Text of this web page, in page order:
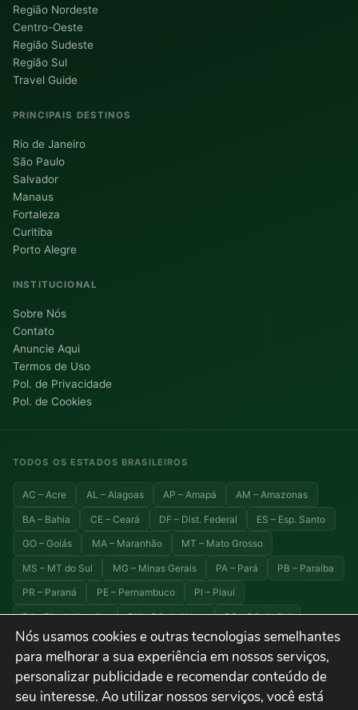
Nós usamos cookies e outras tecnologias semelhantes
para melhorar a sua experiência em nossos serviços,
personalizar publicidade e recomendar conteúdo de
seu interesse. Ao utilizar nossos serviços, você está
Região Nordeste
Centro-Oeste
Região Sudeste
Região Sul
Travel Guide
PRINCIPAIS DESTINOS
Rio de Janeiro
São Paulo
Salvador
Manaus
Fortaleza
Curitiba
Porto Alegre
INSTITUCIONAL
Sobre Nós
Contato
Anuncie Aqui
Termos de Uso
Pol. de Privacidade
Pol. de Cookies
TODOS OS ESTADOS BRASILEIROS
AC – Acre AL – Alagoas AP – Amapá AM – Amazonas
BA – Bahia CE – Ceará DF – Dist. Federal ES – Esp. Santo
GO – Goiás MA – Maranhão MT – Mato Grosso
MS – MT do Sul MG – Minas Gerais PA – Pará PB – Paraíba
PR – Paraná PE – Pernambuco PI – Piauí
RJ – Rio de Janeiro RN – RG do Norte RS – RG do Sul
RO – Rondônia RR – Roraima SC – Santa Catarina
SE – Sergipe